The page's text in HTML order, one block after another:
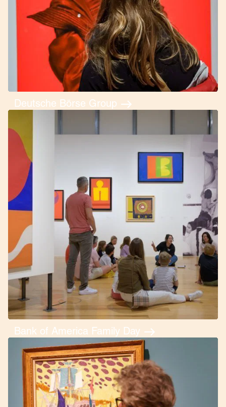
Deutsche Börse Group
Bank of America Family Day